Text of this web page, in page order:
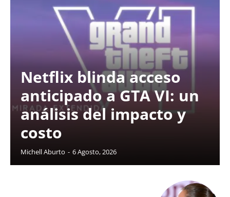
Netflix blinda acceso
anticipado a GTA VI: un
análisis del impacto y
costo
Michell Aburto - 6 Agosto, 2026